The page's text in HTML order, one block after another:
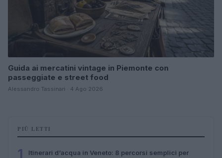
Guida ai mercatini vintage in Piemonte con
passeggiate e street food
Alessandro Tassinari · 4 Ago 2026
PIÙ LETTI
1
Itinerari d’acqua in Veneto: 8 percorsi semplici per